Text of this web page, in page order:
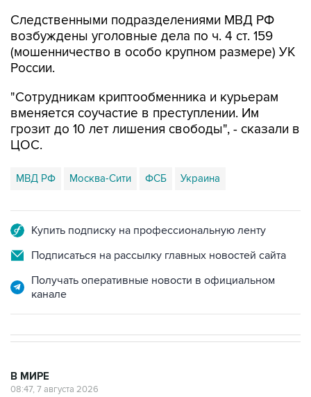
Следственными подразделениями МВД РФ
возбуждены уголовные дела по ч. 4 ст. 159
(мошенничество в особо крупном размере) УК
России.
"Сотрудникам криптообменника и курьерам
вменяется соучастие в преступлении. Им
грозит до 10 лет лишения свободы", - сказали в
ЦОС.
МВД РФ Москва-Сити ФСБ Украина
Купить подписку на профессиональную ленту
Подписаться на рассылку главных новостей сайта
Получать оперативные новости в официальном
канале
В МИРЕ
08:47, 7 августа 2026